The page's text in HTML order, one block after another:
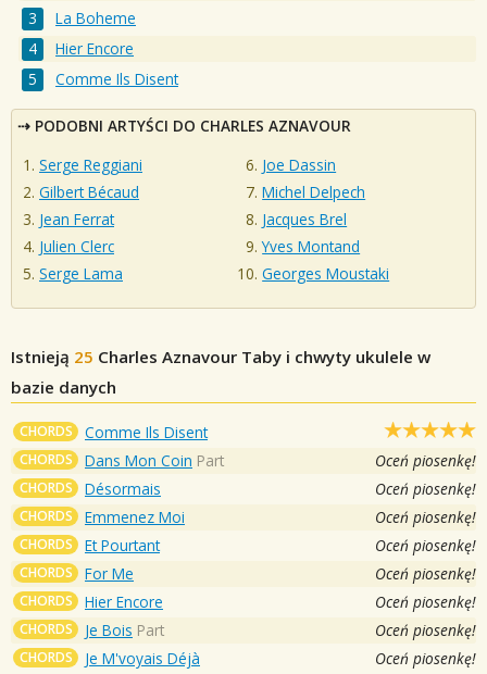
La Boheme
Hier Encore
Comme Ils Disent
PODOBNI ARTYŚCI DO CHARLES AZNAVOUR
Serge Reggiani
Gilbert Bécaud
Jean Ferrat
Julien Clerc
Serge Lama
Joe Dassin
Michel Delpech
Jacques Brel
Yves Montand
Georges Moustaki
Istnieją 25 Charles Aznavour Taby i chwyty ukulele w
bazie danych
CHORDS Comme Ils Disent
CHORDS Dans Mon Coin Part Oceń piosenkę!
CHORDS Désormais Oceń piosenkę!
CHORDS Emmenez Moi Oceń piosenkę!
CHORDS Et Pourtant Oceń piosenkę!
CHORDS For Me Oceń piosenkę!
CHORDS Hier Encore Oceń piosenkę!
CHORDS Je Bois Part Oceń piosenkę!
CHORDS Je M'voyais Déjà Oceń piosenkę!